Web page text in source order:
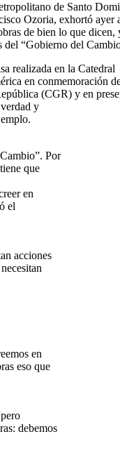
de Santo
Ozoria, exhortó ayer
de bien lo que
del “Gobierno del
realizada en la Catedral
en conmemoración
(CGR) y en
y
Por
que
en
el
acciones
en
eso que
debemos